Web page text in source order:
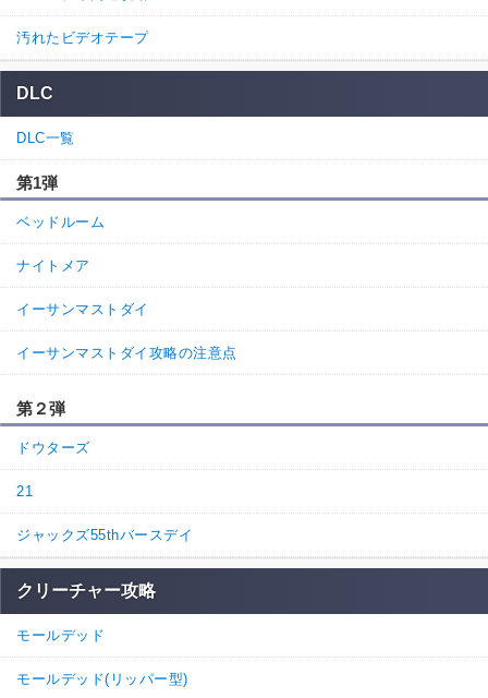
汚れたビデオテープ
DLC
DLC一覧
第1弾
ベッドルーム
ナイトメア
イーサンマストダイ
イーサンマストダイ攻略の注意点
第２弾
ドウターズ
21
ジャックズ55thバースデイ
クリーチャー攻略
モールデッド
モールデッド(リッパー型)